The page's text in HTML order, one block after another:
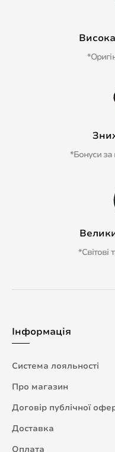
*Бонуси за
*Світові
Інформація
Система лояльності
Про магазин
Договір публічної
Доставка
Оплата